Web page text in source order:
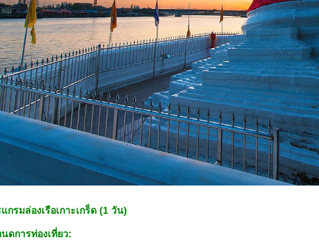
กรมล่องเรือเกาะเกร็ด (1 วัน)
ดการท่องเที่ยว: